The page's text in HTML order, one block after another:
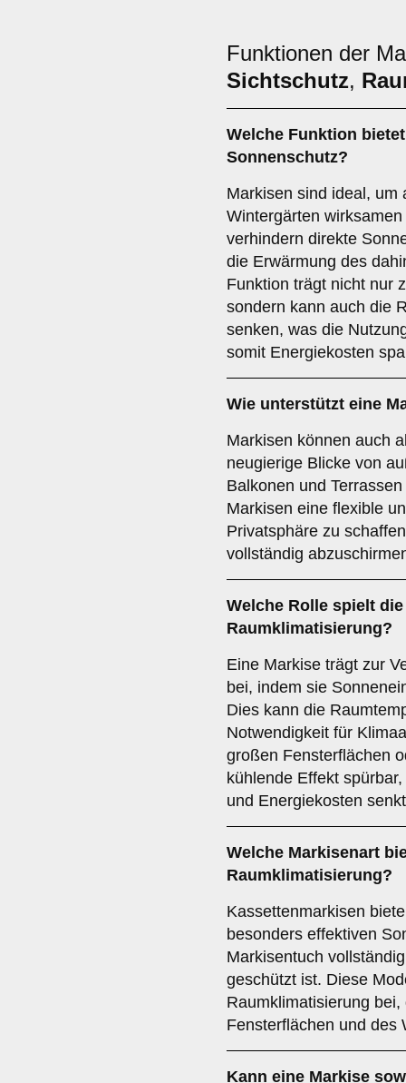
Funktionen der
Sichtschutz,
Welche Funktion
Sonnenschutz?
Markisen sind ideal, um
Wintergärten
verhindern direkte
die Erwärmung des
Funktion trägt nicht nur
sondern kann auch die
senken, was die
somit Energiekosten
Wie unterstützt eine
Markisen können auch
neugierige Blicke von
Balkonen und
Markisen eine flexible
Privatsphäre zu
vollständig
Welche Rolle spielt
Raumklimatisierung?
Eine Markise trägt zur
bei, indem sie
Dies kann die
Notwendigkeit für
großen Fensterflächen
kühlende Effekt
und Energiekosten
Welche Markisenart
Raumklimatisierung?
Kassettenmarkisen
besonders effektiven
Markisentuch
geschützt ist. Diese
Raumklimatisierung
Fensterflächen und des
Kann eine Markise